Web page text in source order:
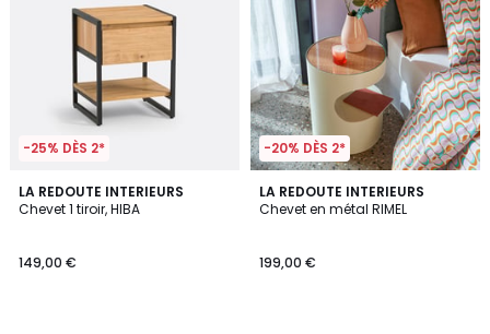
-25% DÈS 2*
LA REDOUTE INTERIEURS
Chevet 1 tiroir, HIBA
149,00 €
3,7
/ 5
-20% DÈS 2*
LA REDOUTE INTERIEURS
Chevet en métal RIMEL
199,00 €
4,8
/ 5
3
Couleurs